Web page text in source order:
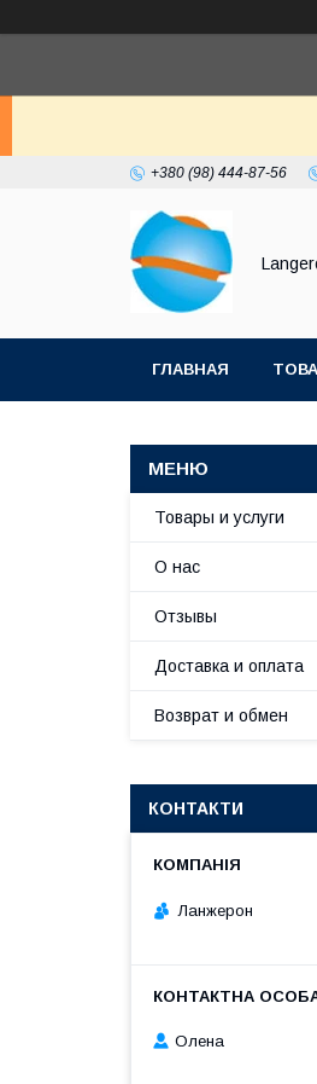
+380 (98) 444-87-56
ГЛАВНАЯ
Товары и услуги
О нас
Отзывы
Доставка и оплата
Возврат и обмен
КОНТАКТИ
Ланжерон
Олена